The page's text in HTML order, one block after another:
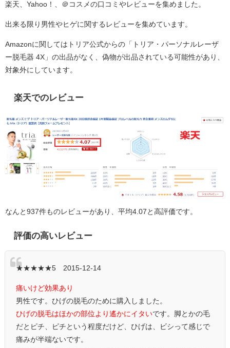
楽天、Yahoo！、＠コスメの口コミやレビューを集めました。
出来る限り男性やヒゲに関するレビューを集めています。
Amazonに関してはトリア公式からの「トリア・パーソナルレーザ
ー脱毛器 4X」の出品がなく、偽物が出品されている可能性があり、
対象外にしています。
楽天でのレビュー
なんと937件ものレビューがあり、平均4.07と高評価です。
評価の高いレビュー
★★★★★5 2015-12-14
痛いけど効果あり
男性です。ひげの脱毛のために購入しました。
ひげの脱毛はほかの部位より遙かにイタいです。脚とかの毛
だとピチ、ピチという程度だけど、ひげは、ビシって感じで
痛みが半端ないです。